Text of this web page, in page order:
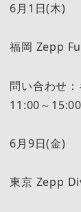
6月1日(木)
福岡 Zepp
問い合わせ
11:00～
6月9日(金)
東京 Zepp